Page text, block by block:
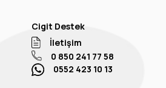
Cigit Destek
İletişim
0 850 241 77 58
0552 423 10 13